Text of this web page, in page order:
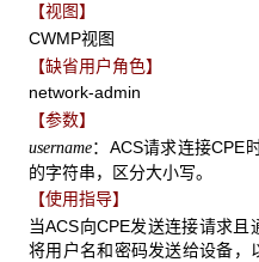
【视图】
CWMP视图
【缺省用户角色】
network-admin
【参数】
username：ACS请求连接CPE
的字符串，区分大小写。
【使用指导】
当ACS向CPE发送连接请求
将用户名和密码发送给设备，